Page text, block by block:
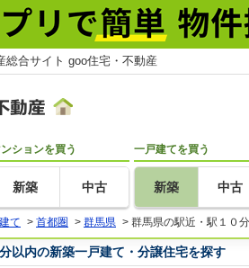
総合サイト goo住宅・不動産
ションを買う
新築 中古
一戸建てを買う
新築 中古
て > 首都圏 > 群馬県 > 群馬県の駅近・駅１０
以内の新築一戸建て・分譲住宅を探す